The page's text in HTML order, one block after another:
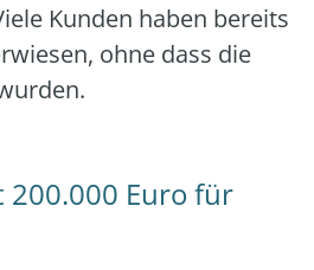
Kun­den haben bereits
ohne dass die
200.000 Euro für